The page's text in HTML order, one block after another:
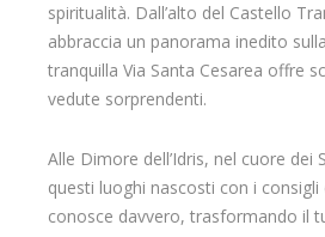
spiritualità. Dall’alto del Castello
abbraccia un panorama inedito
tranquilla Via Santa Cesarea offre
vedute sorprendenti.
Alle Dimore dell’Idris, nel cuore dei
questi luoghi nascosti con i
conosce davvero, trasformando il